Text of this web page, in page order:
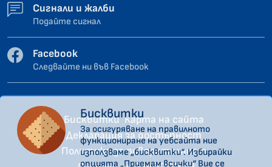
Сигнали и жалби
Подайте сигнал
Facebook
Следвайте ни във Facebook
Бисквитки Карта на сайта
Декларация за достъпност
Политика за поверителност
Бисквитки
За осигуряване на правилното
функциониране на уебсайта ние
използваме „бисквитки“. Избирайки
опцията „Приемам всички“ Вие се